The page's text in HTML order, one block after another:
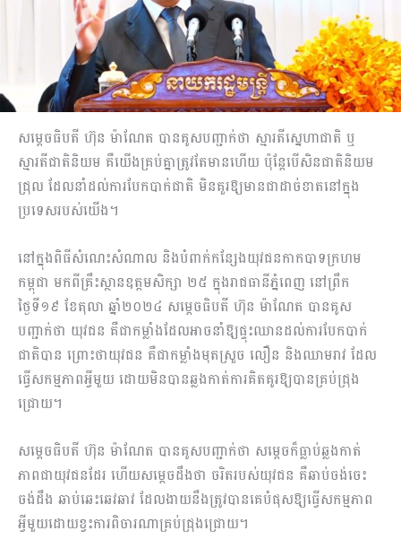
សម្តេចធិបតី ហ៊ុន ម៉ាណែត បានគូសបញ្ជាក់ថា ស្មារតីស្នេហាជាតិ ឬ
ស្មារតីជាតិនិយម គឺយើងគ្រប់គ្នាត្រូវតែមានហើយ ប៉ុន្តែបើសិនជាតិនិយម
ជ្រុល ដែលនាំដល់ការបែកបាក់ជាតិ មិនគួរឱ្យមានជាដាច់ខាតនៅក្នុង
ប្រទេសរបស់យើង។
នៅក្នុងពិធីសំណេះសំណាល និងបំពាក់កន្សែងយុវជនកាកបាទក្រហម
កម្ពុជា មកពីគ្រឹះស្ថានឧត្តមសិក្សា ២៥ ក្នុងរាជធានីភ្នំពេញ នៅព្រឹក
ថ្ងៃទី១៩ ខែតុលា ឆ្នាំ២០២៤ សម្តេចធិបតី ហ៊ុន ម៉ាណែត បានគូស
បញ្ជាក់ថា យុវជន គឺជាកម្លាំងដែលអាចនាំឱ្យផ្ទុះឈានដល់ការបែកបាក់
ជាតិបាន ព្រោះថាយុវជន គឺជាកម្លាំងមុតស្រួច លឿន និងឈាមរាវ ដែល
ធ្វើសកម្មភាពអ្វីមួយ ដោយមិនបានឆ្លងកាត់ការគិតគូរឱ្យបានគ្រប់ជ្រុង
ជ្រោយ។
សម្តេចធិបតី ហ៊ុន ម៉ាណែត បានគូសបញ្ជាក់ថា សម្តេចក៏ធ្លាប់ឆ្លងកាត់
ភាពជាយុវជនដែរ ហើយសម្តេចដឹងថា ចរិតរបស់យុវជន គឺឆាប់ចង់ចេះ
ចង់ដឹង ឆាប់ឆេះឆេវឆាវ ដែលងាយនឹងត្រូវបានគេបំផុសឱ្យធ្វើសកម្មភាព
អ្វីមួយដោយខ្វះការពិចារណាគ្រប់ជ្រុងជ្រោយ។